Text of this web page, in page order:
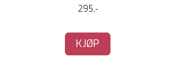
295,-
KJØP